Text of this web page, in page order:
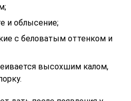
и облысение;
с беловатым оттенком и
высохшим калом,